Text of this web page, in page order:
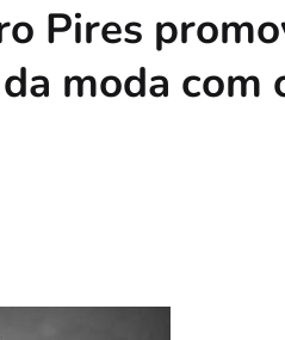
Pires
moda com